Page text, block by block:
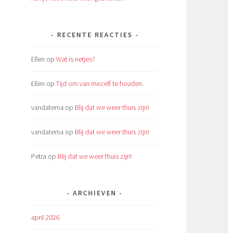
RECENTE REACTIES
Ellen op Wat is netjes?
Ellen op Tijd om van mezelf te houden.
vandatema op Blij dat we weer thuis zijn!
vandatema op Blij dat we weer thuis zijn!
Petra op Blij dat we weer thuis zijn!
ARCHIEVEN
april 2026